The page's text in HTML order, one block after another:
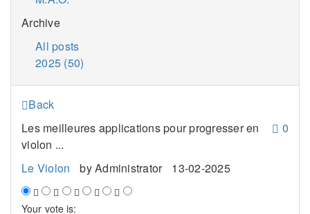
Archive
All posts
2025 (50)
Back
0
Les meilleures applications pour progresser en
violon ...
Le Violon
byAdministrator 13-02-2025
Your vote is: